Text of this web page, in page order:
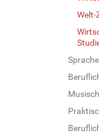
Welt-